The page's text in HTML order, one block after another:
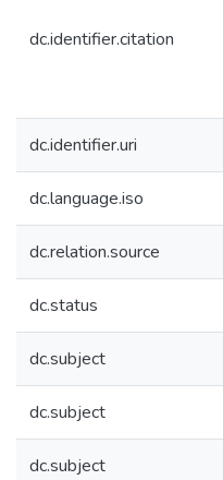
dc.identifier.citation
dc.identifier.uri
dc.language.iso
dc.relation.source
dc.status
dc.subject
dc.subject
dc.subject